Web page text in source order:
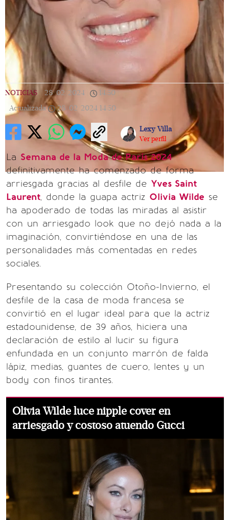
NOTICIAS 28/02/2024 14:50 |
Actualizada
28/02/2024 14:50
Lexy Villa
Ver perfil
La Semana de la Moda de París 2024
definitivamente ha comenzado de forma
arriesgada gracias al desfile de Yves Saint
Laurent, donde la guapa actriz Olivia Wilde se
ha apoderado de todas las miradas al asistir
con un arriesgado look que no dejó nada a la
imaginación, convirtiéndose en una de las
personalidades más comentadas en redes
sociales.
Presentando su colección Otoño-Invierno, el
desfile de la casa de moda francesa se
convirtió en el lugar ideal para que la actriz
estadounidense, de 39 años, hiciera una
declaración de estilo al lucir su figura
enfundada en un conjunto marrón de falda
lápiz, medias, guantes de cuero, lentes y un
body con finos tirantes.
Olivia Wilde luce nipple cover en
arriesgado y costoso atuendo Gucci